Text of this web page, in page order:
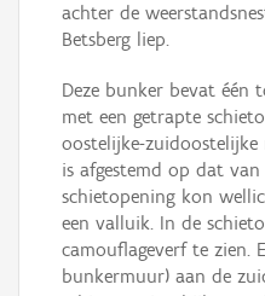
achter de
Betsberg liep.
Deze bunker bevat één
met een getrapte
oostelijke-
is afgestemd op dat
schietopening kon
een valluik. In de
camouflageverf te zien.
bunkermuur) aan de